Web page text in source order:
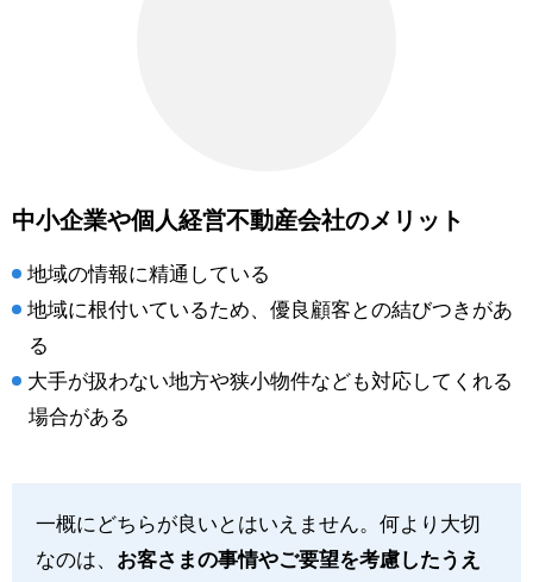
中小企業や個人経営不動産会社のメリット
地域の情報に精通している
地域に根付いているため、優良顧客との結びつきがあ
る
大手が扱わない地方や狭小物件なども対応してくれる
場合がある
一概にどちらが良いとはいえません。何より大切
なのは、 お客さまの事情やご要望を考慮したうえ